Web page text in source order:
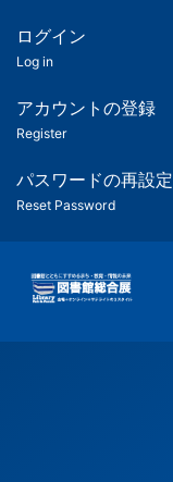
ツ
匿
名
ユ
ー
ー
用
メ
ログイン
Log in
アカウントの登録
Register
パスワードの再設定
Reset Password